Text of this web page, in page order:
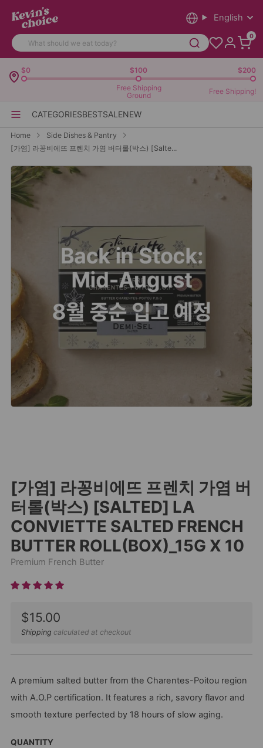
English
0
CATEGORIESBESTSALENEW
$0 $100
$200
Free Shipping
Ground
Free Shipping!
Home
Side Dishes & Pantry
[가염] 라꽁비에뜨 프렌치 가염 버터롤(박스) [Salte...
[가염] 라꽁비에뜨 프렌치 가염 버
터롤(박스) [SALTED] LA
CONVIETTE SALTED FRENCH
BUTTER ROLL(BOX)_15G X 10
Premium French Butter
Sale
price
$15.00
Shipping calculated at checkout
A premium salted butter from the Charentes-Poitou region
with A.O.P certification. It features a rich, savory flavor and
smooth texture perfected by 18 hours of slow aging.
QUANTITY